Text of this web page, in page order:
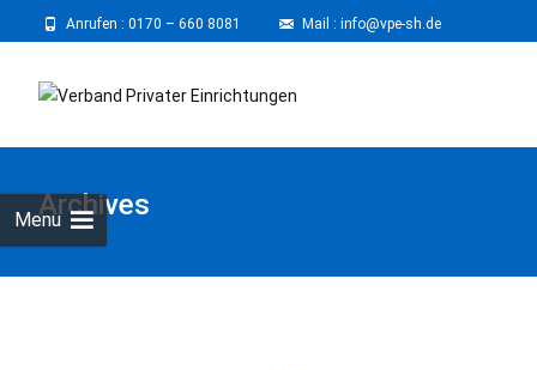
Anrufen : 0170 – 660 8081 Mail : info@vpe-sh.de
MenuArchives